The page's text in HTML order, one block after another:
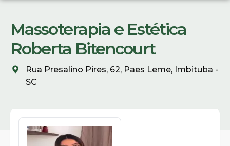
Massoterapia e Estética
Roberta Bitencourt
Rua Presalino Pires, 62, Paes Leme, Imbituba -
SC